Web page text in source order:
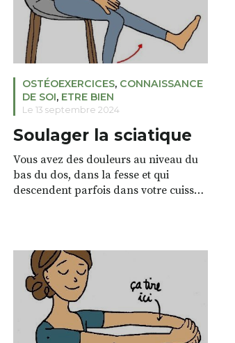
OSTÉOEXERCICES, CONNAISSANCE
DE SOI, ETRE BIEN
Le 13 septembre 2024
Soulager la sciatique
Vous avez des douleurs au niveau du
bas du dos, dans la fesse et qui
descendent parfois dans votre cuisse,
sciatalgie. La sciatique est une
affection entrainée par une
compression du nerf sciatique, le plus
long nerf du corps […]